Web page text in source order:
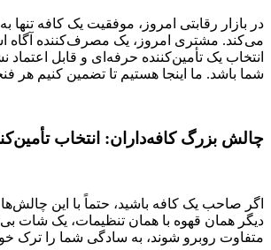
در بازار رقابتی امروز، موفقیت یک کافه
می‌کند. مشتری امروز، یک مصرف‌کننده آگاه
انتخاب یک تأمین‌کننده حرفه‌ای و قابل
شما باشد. ما اینجا هستیم تا تضمین کنیم هر
چالش بزرگ کافه‌داران: انتخاب
اگر صاحب یک کافه باشید، حتماً با این
دیگر همان قهوه با همان تنظیمات، یک شات
متفاوت روبرو شوند، به سادگی شما را ترک